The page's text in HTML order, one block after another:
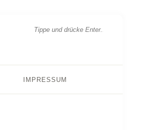
IMPRESSUM